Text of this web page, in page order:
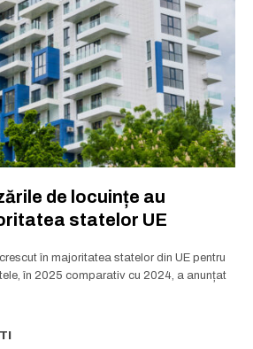
de locuințe au
statelor UE
în majoritatea statelor din UE pentru
în 2025 comparativ cu 2024, a anunțat